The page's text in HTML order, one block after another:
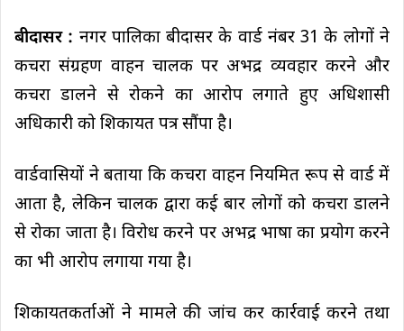
बीदासर : नगर पालिका बीदासर के वार्ड नंबर 31 के लोगों ने
कचरा संग्रहण वाहन चालक पर अभद्र व्यवहार करने और
कचरा डालने से रोकने का आरोप लगाते हुए अधिशासी
अधिकारी को शिकायत पत्र सौंपा है।
वार्डवासियों ने बताया कि कचरा वाहन नियमित रूप से वार्ड में
आता है, लेकिन चालक द्वारा कई बार लोगों को कचरा डालने
से रोका जाता है। विरोध करने पर अभद्र भाषा का प्रयोग करने
का भी आरोप लगाया गया है।
शिकायतकर्ताओं ने मामले की जांच कर कार्रवाई करने तथा